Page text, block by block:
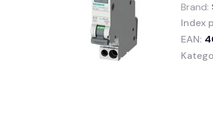
Brand:
Index
EAN: